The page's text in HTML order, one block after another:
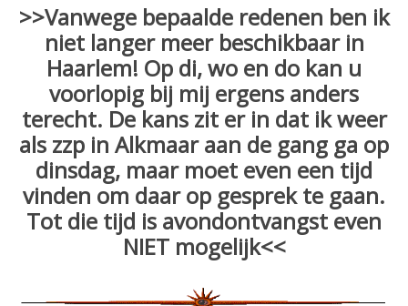
>>Vanwege bepaalde redenen ben ik
niet langer meer beschikbaar in
Haarlem! Op di, wo en do kan u
voorlopig bij mij ergens anders
terecht. De kans zit er in dat ik weer
als zzp in Alkmaar aan de gang ga op
dinsdag, maar moet even een tijd
vinden om daar op gesprek te gaan.
Tot die tijd is avondontvangst even
NIET mogelijk<<